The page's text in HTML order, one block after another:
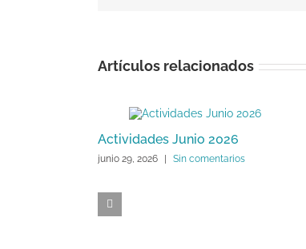
Artículos relacionados
Actividades Junio 2026
junio 29, 2026 Sin comentarios